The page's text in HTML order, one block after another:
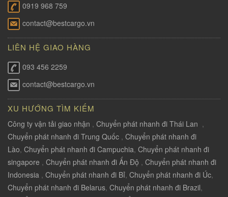
0919 968 759
contact@bestcargo.vn
LIÊN HỆ GIAO HÀNG
093 456 2259
contact@bestcargo.vn
XU HƯỚNG TÌM KIẾM
Công ty vận tải giao nhận , Chuyển phát nhanh đi Thái Lan ,
Chuyển phát nhanh đi Trung Quốc , Chuyển phát nhanh đi
Lào, Chuyển phát nhanh đi Campuchia, Chuyển phát nhanh đi
singapore , Chuyển phát nhanh đi Ấn Độ , Chuyển phát nhanh đi
Indonesia , Chuyển phát nhanh đi Bỉ, Chuyển phát nhanh đi Úc,
Chuyển phát nhanh đi Belarus, Chuyển phát nhanh đi Brazil,